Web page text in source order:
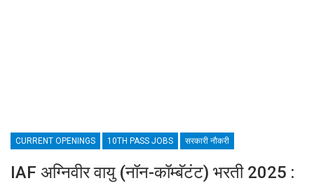
CURRENT OPENINGS 10TH PASS JOBS सरकारी नौकरी
IAF अग्निवीर वायु (नॉन-कॉम्बॅटंट) भरती 2025 :